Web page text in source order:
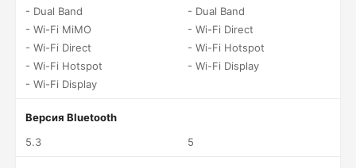
- Dual Band
- Wi-Fi MiMO
- Wi-Fi Direct
- Wi-Fi Hotspot
- Wi-Fi Display
- Dual Band
- Wi-Fi Direct
- Wi-Fi Hotspot
- Wi-Fi Display
Версия Bluetooth
5.3
5